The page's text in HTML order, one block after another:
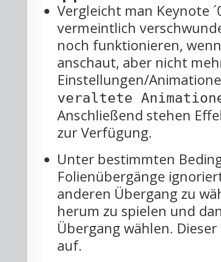
Vergleicht man Keynote
vermeintlich
noch funktionieren,
anschaut, aber nicht
Einstellungen/
veraltete
Anschließend stehen
zur Verfügung.
Unter bestimmten
Folienübergänge
anderen Übergang zu
herum zu spielen und
Übergang wählen.
auf.